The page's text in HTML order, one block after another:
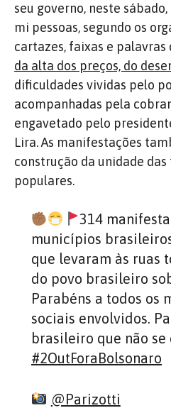
seu governo, neste
mi pessoas, segundo os
cartazes, faixas e palavras
da alta dos preços, do
dificuldades vividas pelo
acompanhadas pela
engavetado pelo
Lira. As manifestações
construção da unidade
populares.
314
municípios
que levaram às ruas
do povo brasileiro
Parabéns a todos os
sociais envolvidos.
brasileiro que não se
#2OutForaBolsonaro
@Parizotti